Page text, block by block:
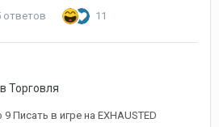
ответов 11
в Торговля
Писать в игре на EXHAUSTED